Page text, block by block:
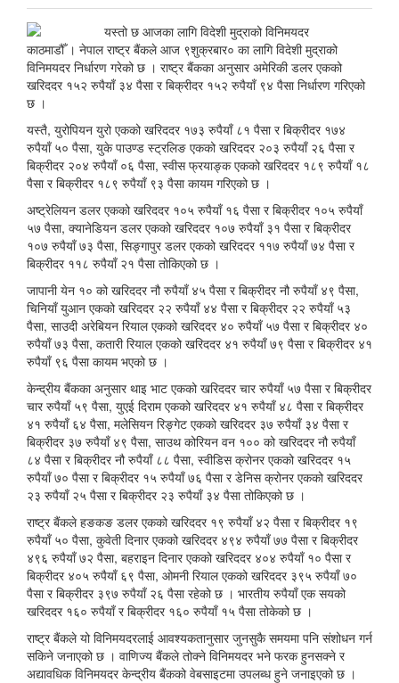
काठमाडौँ । नेपाल राष्ट्र बैंकले आज ९शुक्रबार० का लागि विदेशी मुद्राको
विनिमयदर निर्धारण गरेको छ । राष्ट्र बैंकका अनुसार अमेरिकी डलर एकको
खरिददर १५२ रुपैयाँ ३४ पैसा र बिक्रीदर १५२ रुपैयाँ ९४ पैसा निर्धारण गरिएको
छ ।
यस्तै, युरोपियन युरो एकको खरिददर १७३ रुपैयाँ ८१ पैसा र बिक्रीदर १७४
रुपैयाँ ५० पैसा, युके पाउण्ड स्ट्रलिङ एकको खरिददर २०३ रुपैयाँ २६ पैसा र
बिक्रीदर २०४ रुपैयाँ ०६ पैसा, स्वीस फ्रयाङ्क एकको खरिददर १८९ रुपैयाँ १८
पैसा र बिक्रीदर १८९ रुपैयाँ ९३ पैसा कायम गरिएको छ ।
अष्ट्रेलियन डलर एकको खरिददर १०५ रुपैयाँ १६ पैसा र बिक्रीदर १०५ रुपैयाँ
५७ पैसा, क्यानेडियन डलर एकको खरिददर १०७ रुपैयाँ ३१ पैसा र बिक्रीदर
१०७ रुपैयाँ ७३ पैसा, सिङ्गापुर डलर एकको खरिददर ११७ रुपैयाँ ७४ पैसा र
बिक्रीदर ११८ रुपैयाँ २१ पैसा तोकिएको छ ।
जापानी येन १० को खरिददर नौ रुपैयाँ ४५ पैसा र बिक्रीदर नौ रुपैयाँ ४९ पैसा,
चिनियाँ युआन एकको खरिददर २२ रुपैयाँ ४४ पैसा र बिक्रीदर २२ रुपैयाँ ५३
पैसा, साउदी अरेबियन रियाल एकको खरिददर ४० रुपैयाँ ५७ पैसा र बिक्रीदर ४०
रुपैयाँ ७३ पैसा, कतारी रियाल एकको खरिददर ४१ रुपैयाँ ७९ पैसा र बिक्रीदर ४१
रुपैयाँ ९६ पैसा कायम भएको छ ।
केन्द्रीय बैंकका अनुसार थाइ भाट एकको खरिददर चार रुपैयाँ ५७ पैसा र बिक्रीदर
चार रुपैयाँ ५९ पैसा, युएई दिराम एकको खरिददर ४१ रुपैयाँ ४८ पैसा र बिक्रीदर
४१ रुपैयाँ ६४ पैसा, मलेसियन रिङ्गेट एकको खरिददर ३७ रुपैयाँ ३४ पैसा र
बिक्रीदर ३७ रुपैयाँ ४९ पैसा, साउथ कोरियन वन १०० को खरिददर नौ रुपैयाँ
८४ पैसा र बिक्रीदर नौ रुपैयाँ ८८ पैसा, स्वीडिस क्रोनर एकको खरिददर १५
रुपैयाँ ७० पैसा र बिक्रीदर १५ रुपैयाँ ७६ पैसा र डेनिस क्रोनर एकको खरिददर
२३ रुपैयाँ २५ पैसा र बिक्रीदर २३ रुपैयाँ ३४ पैसा तोकिएको छ ।
राष्ट्र बैंकले हङकङ डलर एकको खरिददर १९ रुपैयाँ ४२ पैसा र बिक्रीदर १९
रुपैयाँ ५० पैसा, कुवेती दिनार एकको खरिददर ४९४ रुपैयाँ ७७ पैसा र बिक्रीदर
४९६ रुपैयाँ ७२ पैसा, बहराइन दिनार एकको खरिददर ४०४ रुपैयाँ १० पैसा र
बिक्रीदर ४०५ रुपैयाँ ६९ पैसा, ओमनी रियाल एकको खरिददर ३९५ रुपैयाँ ७०
पैसा र बिक्रीदर ३९७ रुपैयाँ २६ पैसा रहेको छ । भारतीय रुपैयाँ एक सयको
खरिददर १६० रुपैयाँ र बिक्रीदर १६० रुपैयाँ १५ पैसा तोकेको छ ।
राष्ट्र बैंकले यो विनिमयदरलाई आवश्यकतानुसार जुनसुकै समयमा पनि संशोधन गर्न
सकिने जनाएको छ । वाणिज्य बैंकले तोक्ने विनिमयदर भने फरक हुनसक्ने र
अद्यावधिक विनिमयदर केन्द्रीय बैंकको वेबसाइटमा उपलब्ध हुने जनाइएको छ ।